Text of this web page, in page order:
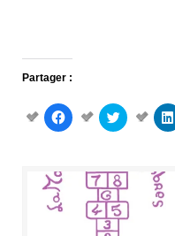
Partager :
Cliquez
pour
partager
nouvelle
fenêtre)
Cliquez
pour
partager
une
nouvelle
fenêtre)